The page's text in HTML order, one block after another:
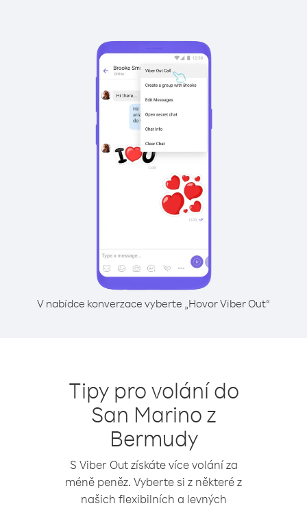
V nabídce konverzace vyberte „Hovor Viber Out“
Tipy pro volání do
San Marino z
Bermudy
S Viber Out získáte více volání za
méně peněz. Vyberte si z některé z
našich flexibilních a levných